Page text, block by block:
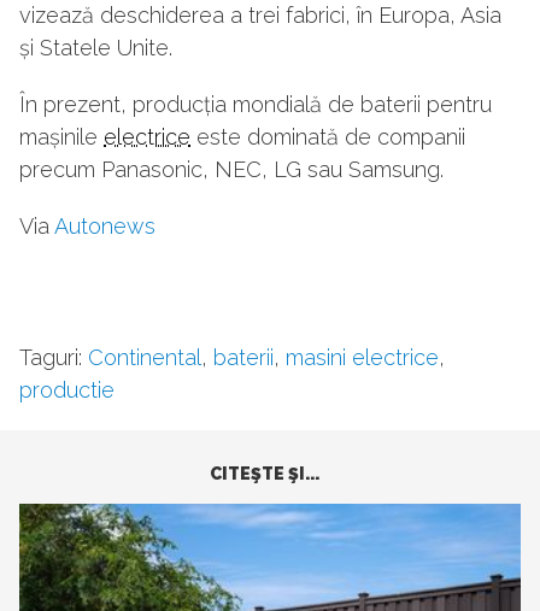
vizează deschiderea a trei fabrici, în Europa, Asia
și Statele Unite.
În prezent, producția mondială de baterii pentru
mașinile electrice este dominată de companii
precum Panasonic, NEC, LG sau Samsung.
ViaAutonews
Taguri: Continental, baterii, masini electrice,
productie
CITEŞTE ŞI...